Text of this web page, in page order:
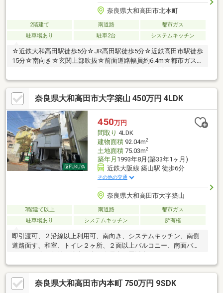
奈良県大和高田市北本町
2階建て 南道路
都市ガス
駐車場あり
駐車2台 システムキッチン
☆近鉄大和高田駅徒歩5分☆JR高田駅徒歩5分☆近鉄高田市駅徒歩
15分☆南向き☆玄関上部吹抜☆前面道路幅員約6.4m☆都市ガス
大和高田まで約440ｍ◎ローソン高田内本町店まで約260ｍ◎ウエ
ルシア大和高田大中東店まで約330ｍ◎大和高田北本町郵便局ま
で約30ｍ◎高田小学校まで約570ｍ◎高田中学校まで約640ｍ
奈良県大和高田市大字築山 450万円 4LDK
450万円
間取り 4LDK
建物面積92.04m2
土地面積75.03m2
築年月 1993年8月(築33年1ヶ月)
近鉄大阪線 築山駅 徒歩6分
その他の交通
奈良県大和高田市大字築山
3階建て以上 南道路
都市ガス
駐車場あり
システムキッチン 所有権
即引渡可、２沿線以上利用可、南向き、システムキッチン、南側
道路面す、和室、トイレ２ヶ所、２面以上バルコニー、南面バル
ヒーター、３階建以上、都市ガス、屋根裏収納
奈良県大和高田市内本町 750万円 9SDK